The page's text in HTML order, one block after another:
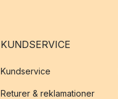
KUNDSERVICE
Kundservice
Returer & reklamationer